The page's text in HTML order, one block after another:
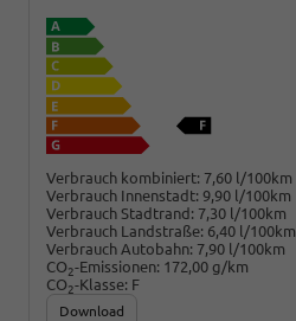
Verbrauch kombiniert: 7,60 l/100km
Verbrauch Innenstadt: 9,90 l/100km
Verbrauch Stadtrand: 7,30 l/100km
Verbrauch Landstraße: 6,40 l/100km
Verbrauch Autobahn: 7,90 l/100km
CO2-Emissionen: 172,00 g/km
CO2-Klasse: F
Download